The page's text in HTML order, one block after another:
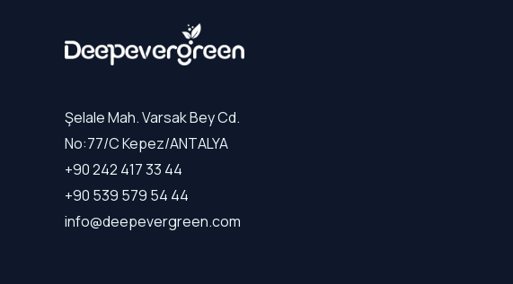
Şelale Mah. Varsak Bey Cd.
No:77/C Kepez/ANTALYA
+90 242 417 33 44
+90 539 579 54 44
info@deepevergreen.com